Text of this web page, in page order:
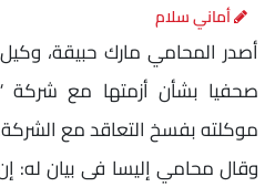
أماني سلام
أصدر المحامي مارك حبيقة، وكيل
صحفيا بشأن أزمتها مع شركة
موكلته بفسخ التعاقد مع
وقال محامي إليسا فى بيان له: